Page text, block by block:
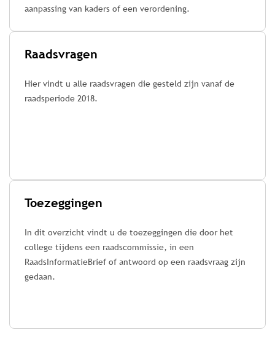
aanpassing van kaders of een verordening.
Raadsvragen
Hier vindt u alle raadsvragen die gesteld zijn vanaf de
raadsperiode 2018.
Toezeggingen
In dit overzicht vindt u de toezeggingen die door het
college tijdens een raadscommissie, in een
RaadsInformatieBrief of antwoord op een raadsvraag zijn
gedaan.